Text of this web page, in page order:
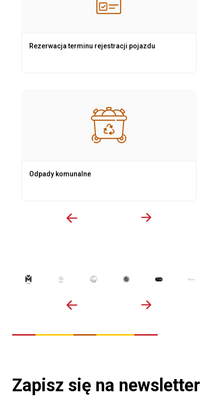
Rezerwacja terminu rejestracji pojazdu
Odpady komunalne
Zapisz się na newsletter